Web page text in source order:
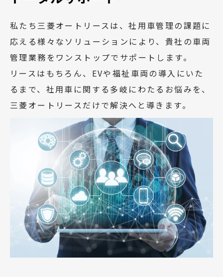
私たち三菱オートリースは、社用車管理の課題に
応える様々なソリューションにより、貴社の車両
管理業務をワンストップでサポートします。
リースはもちろん、EVや福祉車両の導入にいた
るまで、社用車に関する多岐にわたるお悩みを、
三菱オートリースだけで解決へと導きます。